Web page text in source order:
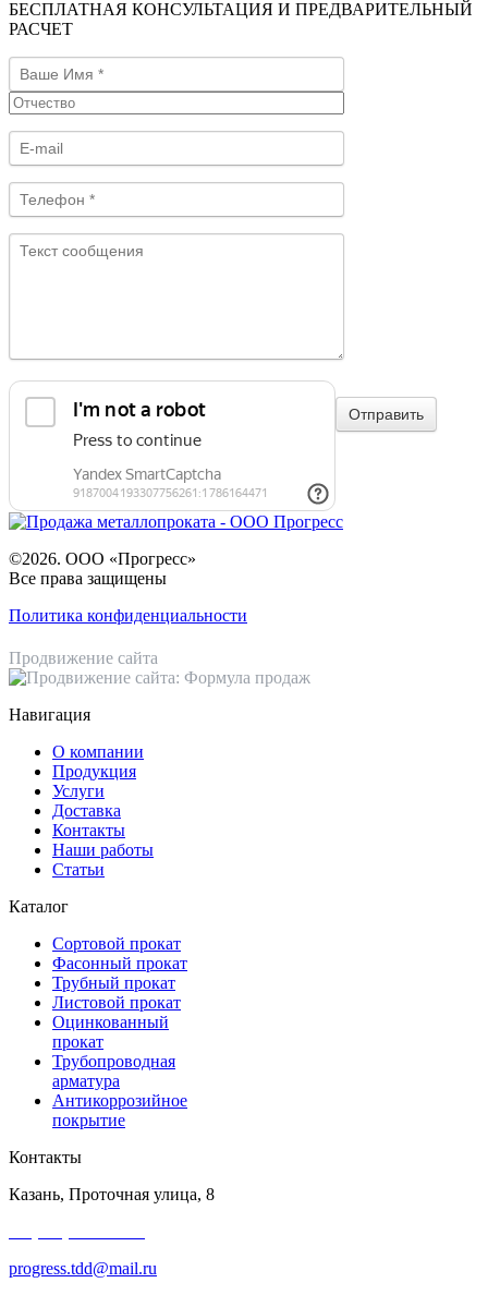
БЕСПЛАТНАЯ КОНСУЛЬТАЦИЯ И ПРЕДВАРИТЕЛЬНЫЙ
РАСЧЕТ
©2026. ООО «Прогресс»
Все права защищены
Политика конфиденциальности
Продвижение сайта
Навигация
О компании
Продукция
Услуги
Доставка
Контакты
Наши работы
Статьи
Каталог
Сортовой прокат
Фасонный прокат
Трубный прокат
Листовой прокат
Оцинкованный
прокат
Трубопроводная
арматура
Антикоррозийное
покрытие
Контакты
Казань, Проточная улица, 8
progress.tdd@mail.ru